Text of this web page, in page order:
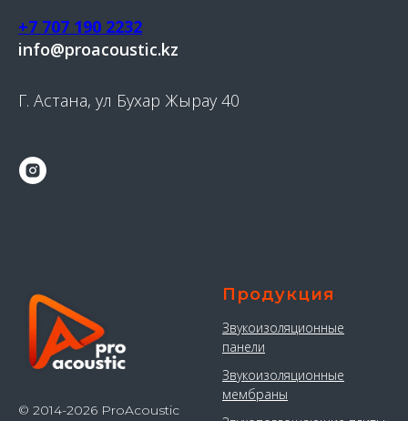
+7 707 190 2232
info@proacoustic.kz
Г. Астана, ул Бухар Жырау 40
© 2014-2026 ProAcoustic
Продукция
Звукоизоляционные
панели
Звукоизоляционные
мембраны